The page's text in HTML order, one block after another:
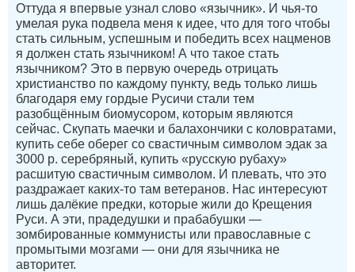
Оттуда я впервые узнал слово «язычник». И чья-то
умелая рука подвела меня к идее, что для того чтобы
стать сильным, успешным и победить всех нацменов
я должен стать язычником! А что такое стать
язычником? Это в первую очередь отрицать
христианство по каждому пункту, ведь только лишь
благодаря ему гордые Русичи стали тем
разобщённым биомусором, которым являются
сейчас. Скупать маечки и балахончики с коловратами,
купить себе оберег со свастичным символом эдак за
3000 р. серебряный, купить «русскую рубаху»
расшитую свастичным символом. И плевать, что это
раздражает каких-то там ветеранов. Нас интересуют
лишь далёкие предки, которые жили до Крещения
Руси. А эти, прадедушки и прабабушки —
зомбированные коммунисты или православные с
промытыми мозгами — они для язычника не
авторитет.